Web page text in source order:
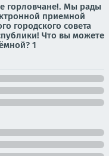
горловчане!. Мы рады
приемной
городского совета
Что вы можете
1